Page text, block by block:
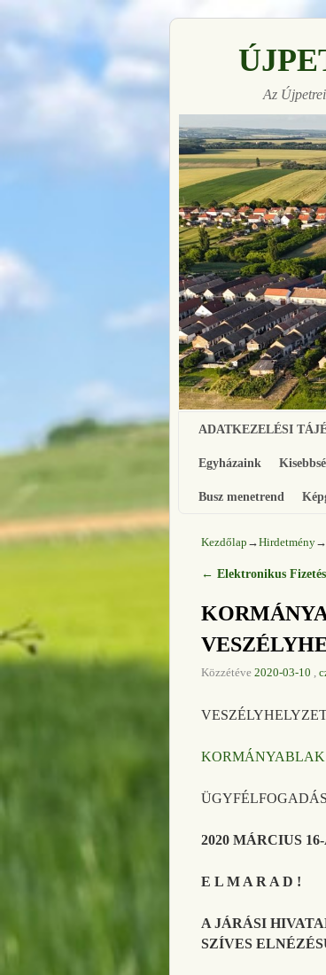
Az
ADATKEZELÉSI
Egyházaink
Busz menetrend
Kezdőlap →Hirdetmény→
Bejegyzés
← Elektronikus
Közzétéve 2020-03-10 ,
KORMÁNYABLAK
2020 MÁRCIUS
E L M A R A D !
A JÁRÁSI
SZÍVES
Made with
FLARE
More Info